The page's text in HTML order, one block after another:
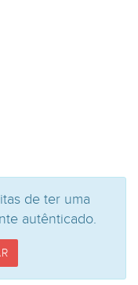
de ter uma
autênticado.